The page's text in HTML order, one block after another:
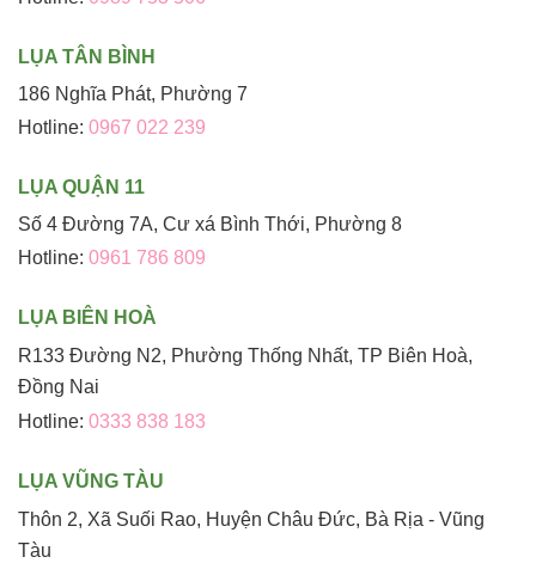
LỤA TÂN BÌNH
186 Nghĩa Phát, Phường 7
Hotline: 0967 022 239
LỤA QUẬN 11
Số 4 Đường 7A, Cư xá Bình Thới, Phường 8
Hotline: 0961 786 809
LỤA BIÊN HOÀ
R133 Đường N2, Phường Thống Nhất, TP Biên Hoà,
Đồng Nai
Hotline: 0333 838 183
LỤA VŨNG TÀU
Thôn 2, Xã Suối Rao, Huyện Châu Đức, Bà Rịa - Vũng
Tàu